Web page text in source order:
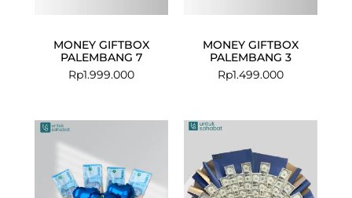
MONEY GIFTBOX
PALEMBANG 7
Rp1.999.000
MONEY GIFTBOX
PALEMBANG 3
Rp1.499.000